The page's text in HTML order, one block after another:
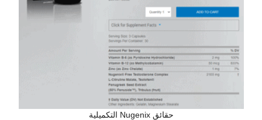
حقائق Nugenix التكميلية